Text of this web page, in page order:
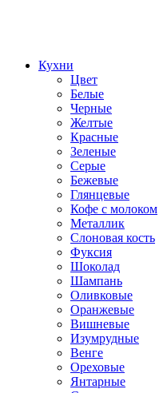
Кухни
Цвет
Белые
Черные
Желтые
Красные
Зеленые
Серые
Бежевые
Глянцевые
Кофе с молоком
Металлик
Слоновая кость
Фуксия
Шоколад
Шампань
Оливковые
Оранжевые
Вишневые
Изумрудные
Венге
Ореховые
Янтарные